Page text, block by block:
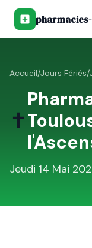
Accueil/Jours Fériés/
✝️
Jeudi 14 Mai